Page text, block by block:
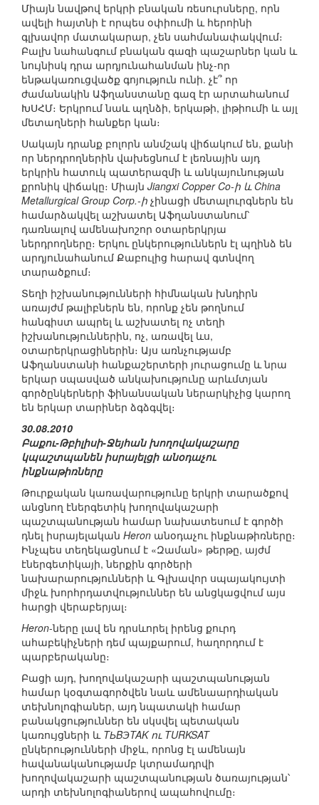
Միայն նավթով երկրի բնական ռեսուրսները, որն
ավելի հայտնի է որպես օփիումի և հերոինի
գլխավոր մատակարար, չեն սահմանափակվում։
Բալխ նահանգում բնական գազի պաշարներ կան և
նույնիսկ դրա արդյունահանման ինչ-որ
ենթակառուցվածք գոյություն ունի. չէ՞ որ
ժամանակին Աֆղանստանը գազ էր արտահանում
ԽՍՀՄ։ Երկրում նաև պղնձի, երկաթի, լիթիումի և այլ
մետաղների հանքեր կան։
Սակայն դրանք բոլորն անմշակ վիճակում են, քանի
որ ներդրողներին վախեցնում է լեռնային այդ
երկրին հատուկ պատերազմի և անկայունության
քրոնիկ վիճակը։ Միայն Jiangxi Copper Co-ի և China
Metallurgical Group Corp.-ի չինացի մետալուրգներն են
համարձակվել աշխատել Աֆղանստանում՝
դառնալով ամենախոշոր օտարերկրյա
ներդրողները։ Երկու ընկերություններն էլ պղինձ են
արդյունահանում Քաբուլից հարավ գտնվող
տարածքում։
Տեղի իշխանությունների հիմնական խնդիրն
առայժմ թալիբներն են, որոնք չեն թողնում
հանգիստ ապրել և աշխատել ոչ տեղի
իշխանություններին, ոչ, առավել ևս,
օտարերկրացիներին։ Այս առնչությամբ
Աֆղանստանի հանքաշերտերի յուրացումը և նրա
երկար սպասված անկախությունը արևմտյան
գործընկերների ֆինանսական ներարկիչից կարող
են երկար տարիներ ձգձգվել։
30.08.2010
Բաքու-Թբիլիսի-Ջեյհան խողովակաշարը
կպաշտպանեն իսրայելցի անօդաչու
ինքնաթիռները
Թուրքական կառավարությունը երկրի տարածքով
անցնող էներգետիկ խողովակաշարի
պաշտպանության համար նախատեսում է գործի
դնել իսրայելական Heron անօդաչու ինքնաթիռները։
Ինչպես տեղեկացնում է «Զաման» թերթը, այժմ
էներգետիկայի, ներքին գործերի
նախարարությունների և Գլխավոր սպայակույտի
միջև խորհրդատվություններ են անցկացվում այս
հարցի վերաբերյալ։
Heron-ները լավ են դրսևորել իրենց քուրդ
ահաբեկիչների դեմ պայքարում, հաղորդում է
պարբերականը։
Բացի այդ, խողովակաշարի պաշտպանության
համար կօգտագործվեն նաև ամենաարդիական
տեխնոլոգիաներ, այդ նպատակի համար
բանակցություններ են սկսվել պետական
կառույցների և TЬBЭTAK ու TURKSAT
ընկերությունների միջև, որոնց էլ ամենայն
հավանականությամբ կտրամադրվի
խողովակաշարի պաշտպանության ծառայության՝
արդի տեխնոլոգիաներով ապահովումը։